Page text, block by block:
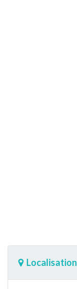
Localisation